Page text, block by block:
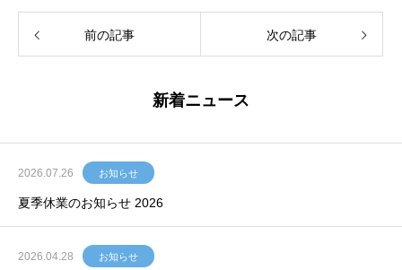
前の記事 次の記事
新着ニュース
2026.07.26 お知らせ
夏季休業のお知らせ 2026
2026.04.28 お知らせ